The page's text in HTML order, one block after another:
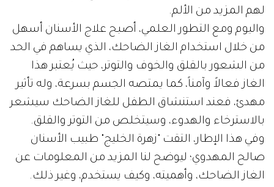
لهم المزيد من الألم.
واليوم ومع التطور العلمي، أصبح علاج الأسنان أسهل
من خلال استخدام الغاز الضاحك، الذي يساهم في الحد
من الشعور بالقلق والخوف والتوتر، حيث يُعتبر هذا
الغاز فعالاً وآمناً، كما يمتصه الجسم بسرعة، وله تأثير
مهدئ، فعند استنشاق الطفل للغاز الضاحك سيشعر
بالاسترخاء والهدوء، وسيتخلص من التوتر والقلق.
وفي هذا الإطار، التقت "زهرة الخليج" طبيب الأسنان
صالح المهدوي؛ ليوضح لنا المزيد من المعلومات عن
الغاز الضاحك، وأهميته، وكيف يستخدم، وغير ذلك.